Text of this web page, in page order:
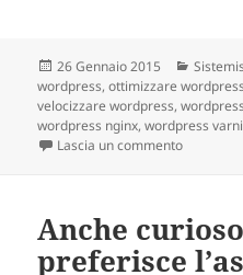
Scritto
il
26 Gennaio 2015
wordpress,ottimizzare wordpress
velocizzare wordpress,
wordpress nginx,wordpress
Lascia un commento
Anche
preferisce